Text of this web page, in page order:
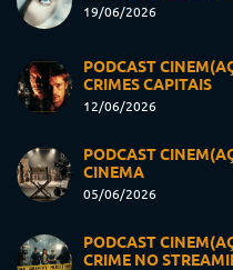
19/06/2026
PODCAST
CRIMES CAPITAIS
12/06/2026
PODCAST
CINEMA
05/06/2026
PODCAST
CRIME NO